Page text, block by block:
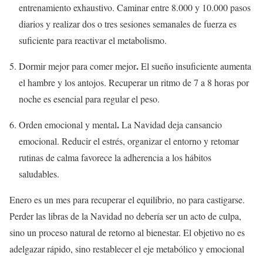
entrenamiento exhaustivo. Caminar entre 8.000 y 10.000 pasos
diarios y realizar dos o tres sesiones semanales de fuerza es
suficiente para reactivar el metabolismo.
Dormir mejor para comer mejor.El sueño insuficiente aumenta
el hambre y los antojos. Recuperar un ritmo de 7 a 8 horas por
noche es esencial para regular el peso.
Orden emocional y mental.La Navidad deja cansancio
emocional. Reducir el estrés, organizar el entorno y retomar
rutinas de calma favorece la adherencia a los hábitos
saludables.
Enero es un mes para recuperar el equilibrio, no para castigarse.
Perder las libras de la Navidad no debería ser un acto de culpa,
sino un proceso natural de retorno al bienestar. El objetivo no es
adelgazar rápido, sino restablecer el eje metabólico y emocional